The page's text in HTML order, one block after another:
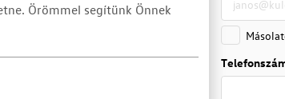
Örömmel segítünk Önnek